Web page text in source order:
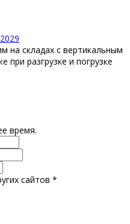
на складах с вертикальным
при разгрузке и погрузке
время.
сайтов *